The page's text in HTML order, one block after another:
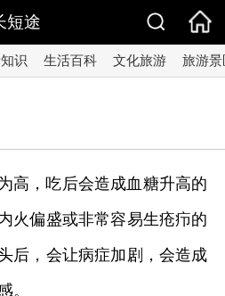
短途
识 生活百科 文化旅游 旅游景
高，吃后会造成血糖升高的
火偏盛或非常容易生疮疖的
后，会让病症加剧，会造成
。